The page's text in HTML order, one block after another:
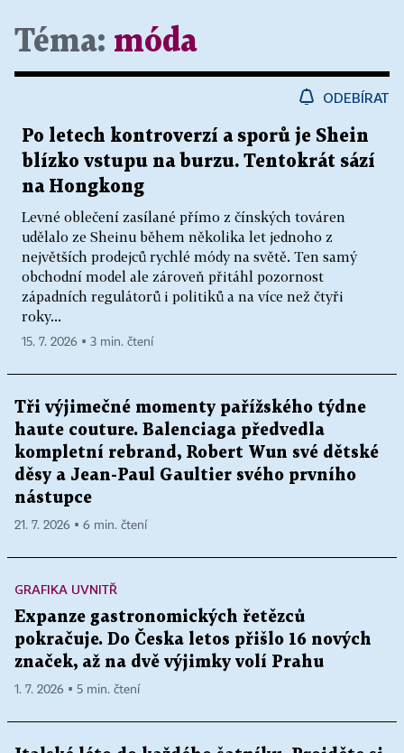
Téma: móda
ODEBÍRAT
Po letech kontroverzí a sporů je Shein
blízko vstupu na burzu. Tentokrát sází
na Hongkong
Levné oblečení zasílané přímo z čínských továren
udělalo ze Sheinu během několika let jednoho z
největších prodejců rychlé módy na světě. Ten samý
obchodní model ale zároveň přitáhl pozornost
západních regulátorů i politiků a na více než čtyři
roky...
15. 7. 2026 ▪ 3 min. čtení
Tři výjimečné momenty pařížského týdne
haute couture. Balenciaga předvedla
kompletní rebrand, Robert Wun své dětské
děsy a Jean-Paul Gaultier svého prvního
nástupce
21. 7. 2026 ▪ 6 min. čtení
GRAFIKA UVNITŘ
Expanze gastronomických řetězců
pokračuje. Do Česka letos přišlo 16 nových
značek, až na dvě výjimky volí Prahu
1. 7. 2026 ▪ 5 min. čtení